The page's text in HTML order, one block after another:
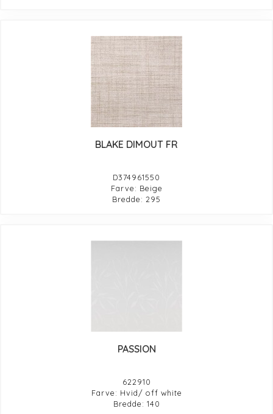
BLAKE DIMOUT FR
D374961550
Farve: Beige
Bredde: 295
PASSION
622910
Farve: Hvid/ off white
Bredde: 140